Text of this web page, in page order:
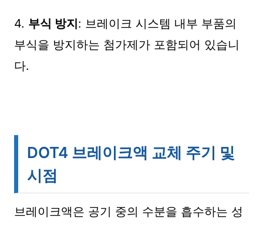
4. 부식 방지: 브레이크 시스템 내부 부품의
부식을 방지하는 첨가제가 포함되어 있습니
다.
DOT4 브레이크액 교체 주기 및
시점
브레이크액은 공기 중의 수분을 흡수하는 성